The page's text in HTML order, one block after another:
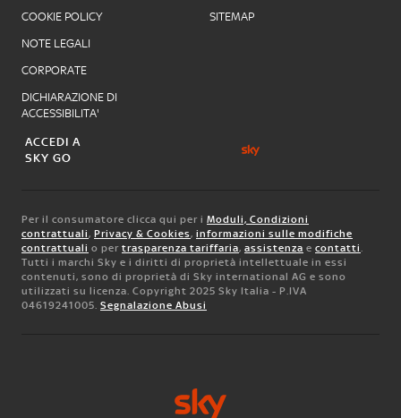
COOKIE POLICY
NOTE LEGALI
CORPORATE
DICHIARAZIONE DI
ACCESSIBILITA'
SITEMAP
ACCEDI A
SKY GO
Per il consumatore clicca qui per i Moduli, Condizioni
contrattuali, Privacy & Cookies, informazioni sulle modifiche
contrattuali o per trasparenza tariffaria, assistenza e contatti.
Tutti i marchi Sky e i diritti di proprietà intellettuale in essi
contenuti, sono di proprietà di Sky international AG e sono
utilizzati su licenza. Copyright 2025 Sky Italia - P.IVA
04619241005. Segnalazione Abusi